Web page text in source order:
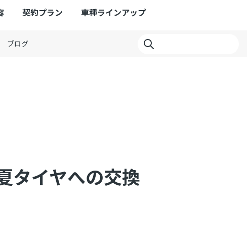
契約プラン 車種ラインアップ
ブログ
タイヤへの交換